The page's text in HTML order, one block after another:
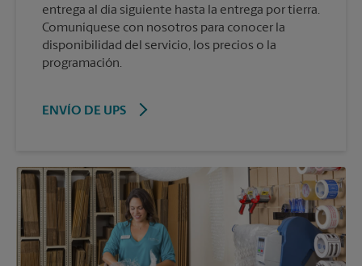
entrega al día siguiente hasta la entrega por tierra.
Comuníquese con nosotros para conocer la
disponibilidad del servicio, los precios o la
programación.
ENVÍO DE UPS